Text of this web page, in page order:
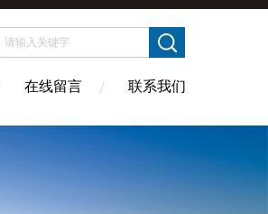
在线留言 联系我们